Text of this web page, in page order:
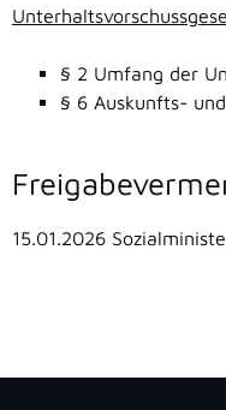
§ 2 Umfang der
§ 6 Auskunfts-
15.01.2026